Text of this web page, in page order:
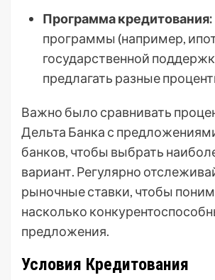
Программа кредитования:
программы (например,
государственной
предлагать разные
Важно было сравнивать
Дельта Банка с
банков, чтобы выбрать
вариант. Регулярно
рыночные ставки, чтобы
насколько
предложения.
Условия Кредитования